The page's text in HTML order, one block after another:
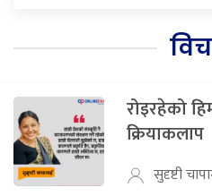
रोइरहेको
क्रियाकलाप
सुदृष्टी